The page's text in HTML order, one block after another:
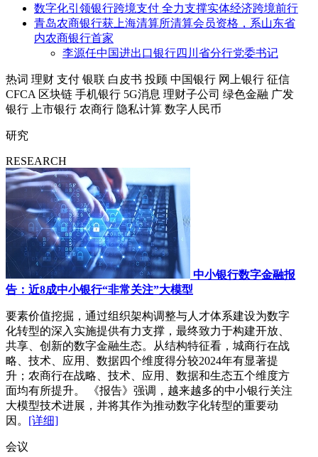
数字化引领银行跨境支付 全力支撑实体经济跨境前行
青岛农商银行获上海清算所清算会员资格，系山东省
内农商银行首家
李源任中国进出口银行四川省分行党委书记
热词 理财 支付 银联 白皮书 投顾 中国银行 网上银行 征信
CFCA 区块链 手机银行 5G消息 理财子公司 绿色金融 广发
银行
上市银行 农商行 隐私计算 数字人民币
研究
RESEARCH
中小银行数字金融报
告：近8成中小银行“非常关注”大模型
要素价值挖掘，通过组织架构调整与人才体系建设为数字
化转型的深入实施提供有力支撑，最终致力于构建开放、
共享、创新的数字金融生态。从结构特征看，城商行在战
略、技术、应用、数据四个维度得分较2024年有显著提
升；农商行在战略、技术、应用、数据和生态五个维度方
面均有所提升。 《报告》强调，越来越多的中小银行关注
大模型技术进展，并将其作为推动数字化转型的重要动
因。 [详细]
会议